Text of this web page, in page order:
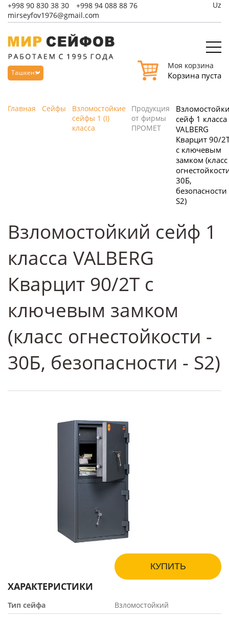
+998 90 830 38 30 +998 94 088 88 76
mirseyfov1976@gmail.com
Uz
Ташкент
Моя корзина
Корзина пуста
Главная Сейфы
Взломостойкие
сейфы 1 (I)
класса
Продукция
от фирмы
ПРОМЕТ
сейф 1 класса
VALBERG
Кварцит 90/
с ключевым
замком (класс
30Б,
безопасности
S2)
Взломостойкий сейф 1
класса VALBERG
Кварцит 90/2T с
ключевым замком
(класс огнестойкости -
30Б, безопасности - S2)
КУПИТЬ
ХАРАКТЕРИСТИКИ
Тип сейфа
Взломостойкий